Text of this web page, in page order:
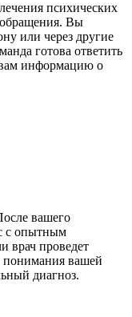
психических
обращения. Вы
или через другие
готова ответить
информацию о
вашего
с опытным
врач проведет
понимания вашей
диагноз.